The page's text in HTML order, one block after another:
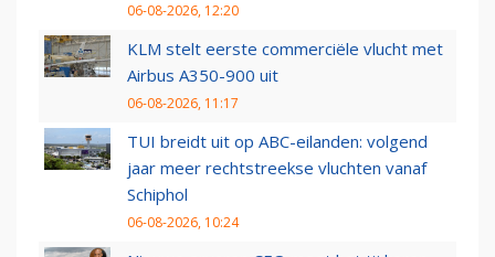
06-08-2026, 12:20
KLM stelt eerste commerciële vlucht met
Airbus A350-900 uit
06-08-2026, 11:17
TUI breidt uit op ABC-eilanden: volgend
jaar meer rechtstreekse vluchten vanaf
Schiphol
06-08-2026, 10:24